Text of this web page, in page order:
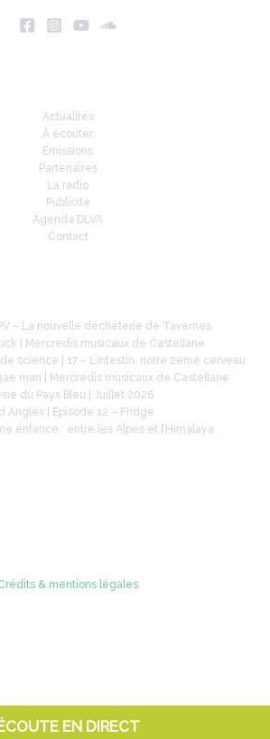
EN DIRECT
Actualités
À écouter
Émissions
Partenaires
La radio
Publicité
Agenda DLVA
Contact
– La nouvelle déchèterie de Tavernes
| Mercredis musicaux de Castellane
de science | 17 – L’intestin, notre 2ème cerveau
man | Mercredis musicaux de Castellane
du Pays Bleu | Juillet 2026
Angles | Episode 12 – Fridge
enfance : entre les Alpes et l’Himalaya
& mentions légales